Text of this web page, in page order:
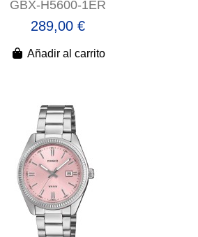
GBX-H5600-1ER
289,00 €
Añadir al carrito